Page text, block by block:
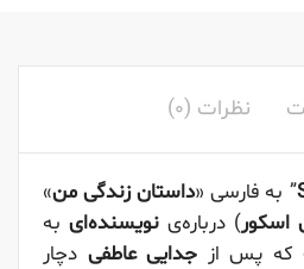
نظرات (0)
” به فارسی «داستان زندگی من»
اسکور) درباره‌ی نویسنده‌ای به
پس از جدایی عاطفی دچار